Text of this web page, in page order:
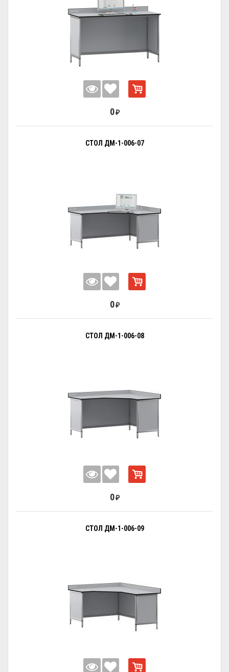
0 ₽
СТОЛ ДМ-1-006-07
0 ₽
СТОЛ ДМ-1-006-08
0 ₽
СТОЛ ДМ-1-006-09